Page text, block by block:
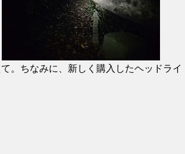
。ちなみに、新しく購入したヘッドライ